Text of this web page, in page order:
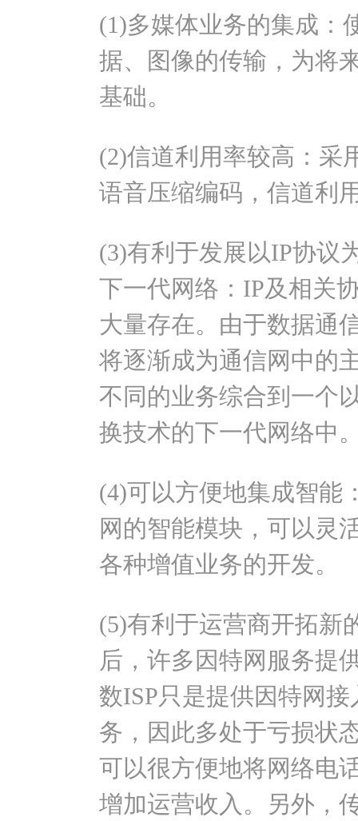
(1)多媒体业务的集成：
据、图像的传输，为将
基础。
(2)信道利用率较高：采
语音压缩编码，信道利
(3)有利于发展以IP协议
下一代网络：IP及相关
大量存在。由于数据通
将逐渐成为通信网中的
不同的业务综合到一个
换技术的下一代网络中
(4)可以方便地集成智能
网的智能模块，可以灵
各种增值业务的开发。
(5)有利于运营商开拓新
后，许多因特网服务提
数ISP只是提供因特网
务，因此多处于亏损状
可以很方便地将网络电
增加运营收入。另外，